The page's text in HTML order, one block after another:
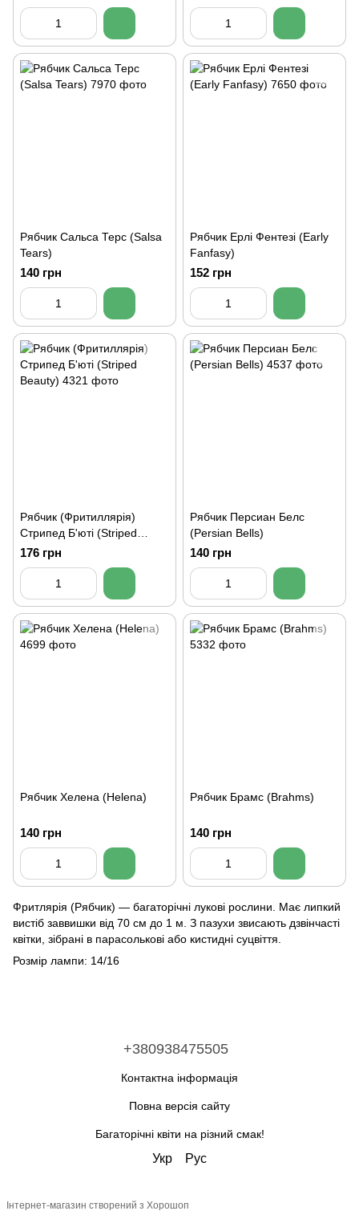
Рябчик Сальса Терс (Salsa
Tears)
140 грн
Рябчик Ерлі Фентезі (Early
Fanfasy)
152 грн
Рябчик (Фритиллярія)
Стрипед Б'юті (Striped
Beauty)
176 грн
Рябчик Персиан Белс
(Persian Bells)
140 грн
Рябчик Хелена (Helena)
140 грн
Рябчик Брамс (Brahms)
140 грн
Фритлярія (Рябчик) — багаторічні лукові рослини. Має липкий
вистіб заввишки від 70 см до 1 м. З пазухи звисають дзвінчасті
квітки, зібрані в парасолькові або кистидні суцвіття.
Розмір лампи: 14/16
+380938475505
Контактна інформація
Повна версія сайту
Багаторічні квіти на різний смак!
Укр Рус
Інтернет-магазин створений з Хорошоп